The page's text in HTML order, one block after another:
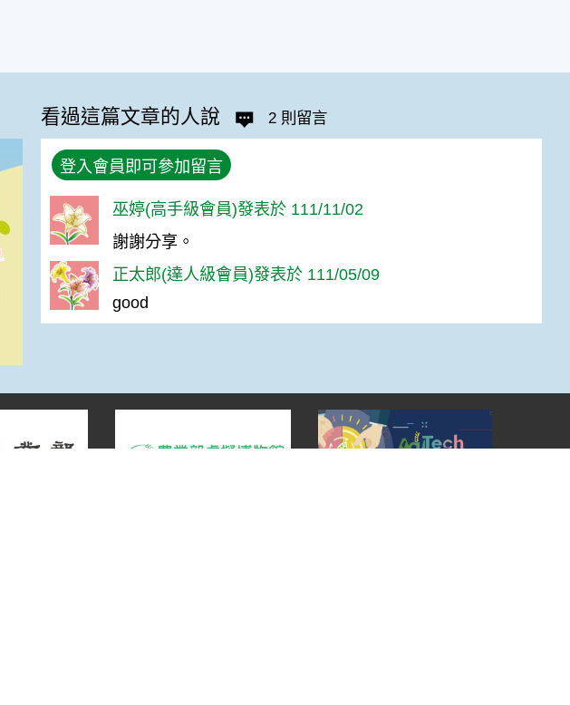
看過這篇文章的人說 2 則留言
登入會員即可參加留言
巫婷(高手級會員)發表於 111/11/02
謝謝分享。
正太郎(達人級會員)發表於 111/05/09
good